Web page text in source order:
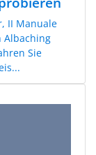
II Manuale
Albaching
Sie